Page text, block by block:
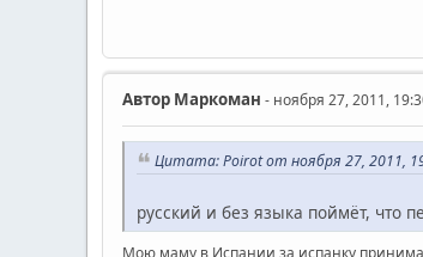
Автор Маркоман - ноября 27, 2011,
Цитата: Poirot от ноября 27, 2011,
русский и без языка поймёт, что
Мою маму в Испании за испанку